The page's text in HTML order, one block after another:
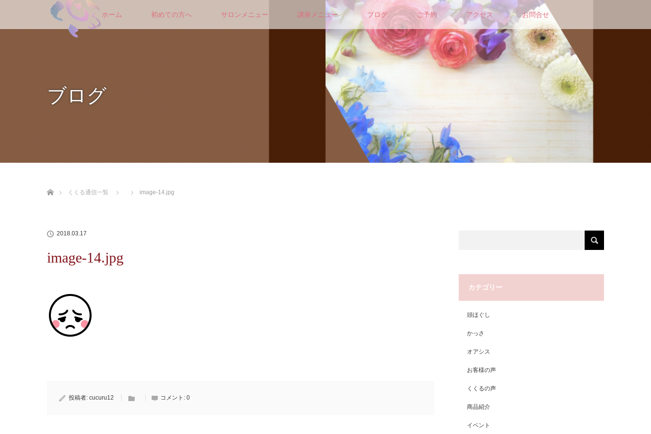
ホーム 初めての方へ サロンメニュー 講座メニュー ブログ ご予約 アクセス お問合せ
ブログ
くくる通信一覧
image-14.jpg
2018.03.17
image-14.jpg
投稿者: cucuru12 コメント: 0
カテゴリー
頭ほぐし
かっさ
オアシス
お客様の声
くくるの声
商品紹介
イベント